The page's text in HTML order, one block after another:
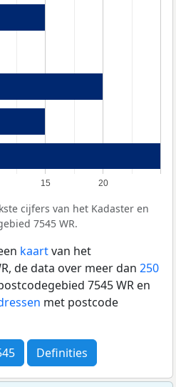
15 20
cijfers van het Kadaster en
7545 WR.
kaartvan het
de data over meer dan 250
7545 WR en
met postcode
Definities